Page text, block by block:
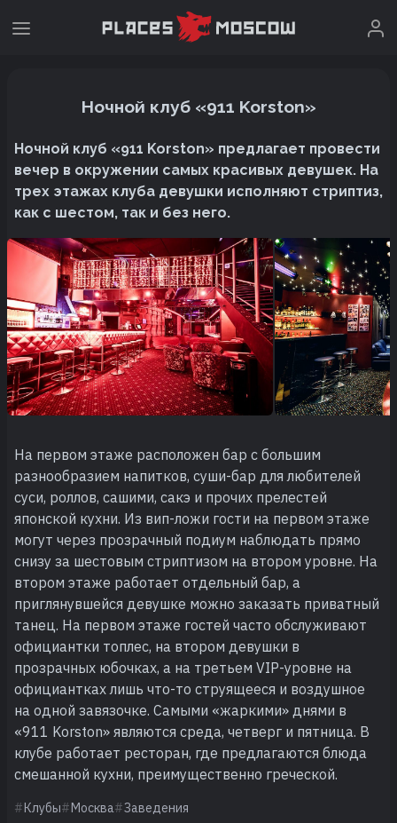
Ночной клуб «911 Korston»
Ночной клуб «911 Korston» предлагает провести
вечер в окружении самых красивых девушек. На
трех этажах клуба девушки исполняют стриптиз,
как с шестом, так и без него.
На первом этаже расположен бар с большим
разнообразием напитков, суши-бар для любителей
суси, роллов, сашими, сакэ и прочих прелестей
японской кухни. Из вип-ложи гости на первом этаже
могут через прозрачный подиум наблюдать прямо
снизу за шестовым стриптизом на втором уровне. На
втором этаже работает отдельный бар, а
приглянувшейся девушке можно заказать приватный
танец. На первом этаже гостей часто обслуживают
официантки топлес, на втором девушки в
прозрачных юбочках, а на третьем VIP-уровне на
официантках лишь что-то струящееся и воздушное
на одной завязочке. Самыми «жаркими» днями в
«911 Korston» являются среда, четверг и пятница. В
клубе работает ресторан, где предлагаются блюда
смешанной кухни, преимущественно греческой.
Клубы Москва Заведения